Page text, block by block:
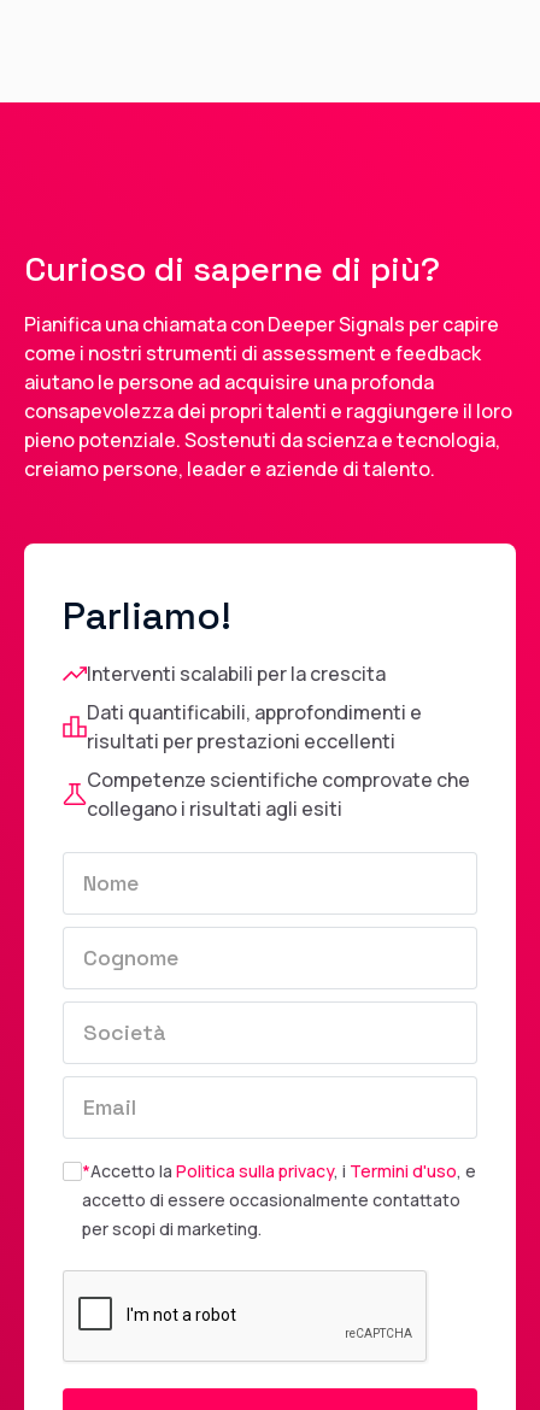
Curioso di saperne di più?
Pianifica una chiamata con Deeper Signals per capire
come i nostri strumenti di assessment e feedback
aiutano le persone ad acquisire una profonda
consapevolezza dei propri talenti e raggiungere il loro
pieno potenziale. Sostenuti da scienza e tecnologia,
creiamo persone, leader e aziende di talento.
Parliamo!
Interventi scalabili per la crescita
Dati quantificabili, approfondimenti e
risultati per prestazioni eccellenti
Competenze scientifiche comprovate che
collegano i risultati agli esiti
*Accetto la Politica sulla privacy, i Termini d'uso, e
accetto di essere occasionalmente contattato
per scopi di marketing.